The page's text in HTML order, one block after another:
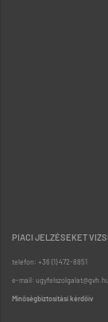
PIACI JELZÉSEKET
telefon: +36 (1) 472-8851
e-mail: ugyfelszolgalat@gvh.hu
Minőségbiztosítási kérdőív